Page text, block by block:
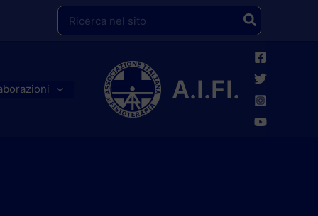
Ricerca
per:
A.I.FI.